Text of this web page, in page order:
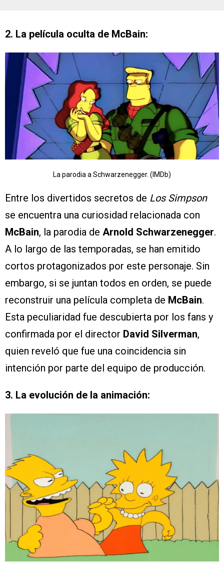
2. La película oculta de McBain:
La parodia a Schwarzenegger. (IMDb)
Entre los divertidos secretos de Los Simpson
se encuentra una curiosidad relacionada con
McBain, la parodia de Arnold Schwarzenegger.
A lo largo de las temporadas, se han emitido
cortos protagonizados por este personaje. Sin
embargo, si se juntan todos en orden, se puede
reconstruir una película completa de McBain.
Esta peculiaridad fue descubierta por los fans y
confirmada por el director David Silverman,
quien reveló que fue una coincidencia sin
intención por parte del equipo de producción.
3. La evolución de la animación: